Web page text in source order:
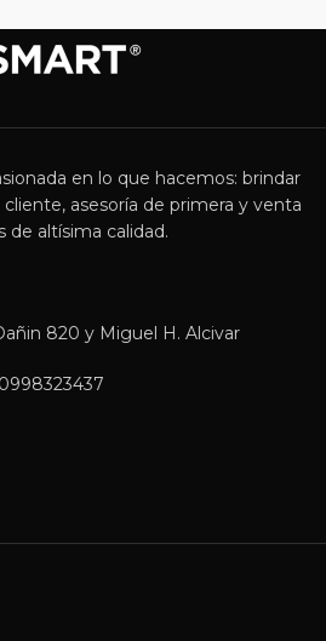
en lo que hacemos: brindar
asesoría de primera y venta
altísima calidad.
820 y Miguel H. Alcivar